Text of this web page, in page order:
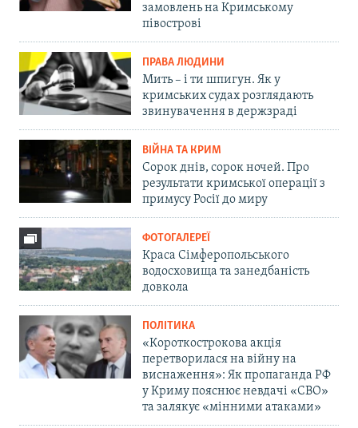
замовлень на Кримському
півострові
ПРАВА ЛЮДИНИ
Мить – і ти шпигун. Як у
кримських судах розглядають
звинувачення в держзраді
ВІЙНА ТА КРИМ
Сорок днів, сорок ночей. Про
результати кримської операції з
примусу Росії до миру
ФОТОГАЛЕРЕЇ
Краса Сімферопольського
водосховища та занедбаність
довкола
ПОЛІТИКА
«Короткострокова акція
перетворилася на війну на
виснаження»: Як пропаганда РФ
у Криму пояснює невдачі «СВО»
та залякує «мінними атаками»